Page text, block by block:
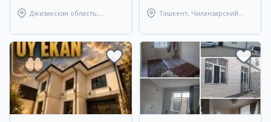
Джизакская область,
Ташкент, Чиланзарский